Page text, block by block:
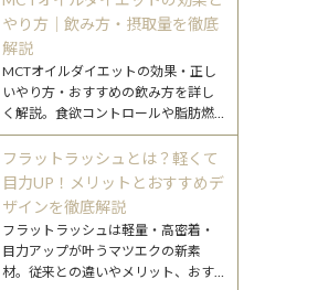
やり方｜飲み方・摂取量を徹底
解説
MCTオイルダイエットの効果・正し
いやり方・おすすめの飲み方を詳し
く解説。食欲コントロールや脂肪燃
焼のメカニズムから、毎日続けるコ
ツまで丁寧にご紹介します。
フラットラッシュとは？軽くて
目力UP！メリットとおすすめデ
ザインを徹底解説
フラットラッシュは軽量・高密着・
目力アップが叶うマツエクの新素
材。従来との違いやメリット、おす